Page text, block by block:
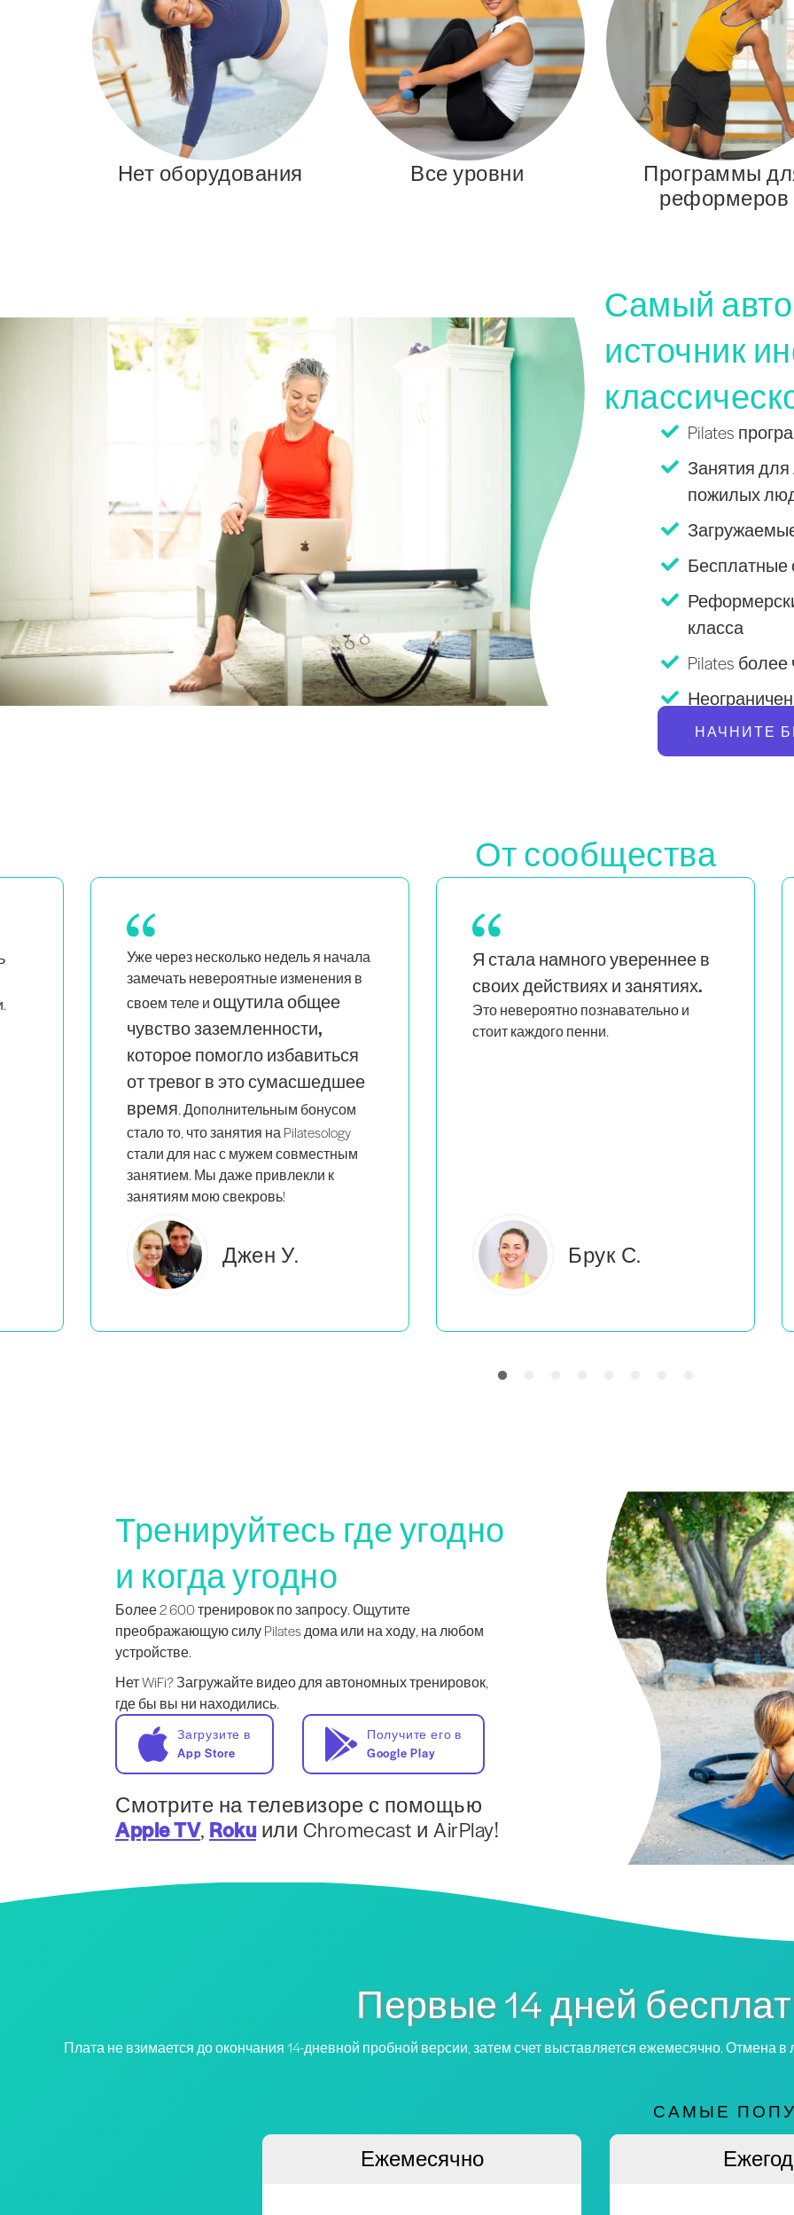
Нет оборудования Все уровни
Программы
реформеров
Самый
источник
Pilates
Занятия
пожилых
Бесплатные
класса
Pilates
НАЧНИТЕ
От сообщества
Я стала намного увереннее в
своих действиях и занятиях.
Это невероятно познавательно и
стоит каждого пенни.
Брук С.
Как мама близнецов, которая также
является чернокожей и квир-
женщиной, я вижу, что люди,
похожие на меня, преподают
Эверлея Б.
Тренируйтесь где угодно
и когда угодно
Более 2 600 тренировок по запросу. Ощутите
преображающую силу Pilates дома или на ходу, на любом
устройстве.
Нет WiFi? Загружайте видео для автономных тренировок,
где бы вы ни находились.
Загрузите в
App Store
Получите его в
Google Play
Смотрите на телевизоре с помощью
Apple TV, Roku или Chromecast и AirPlay!
Первые 14 дней
Плата не взимается до окончания 14-дневной пробной версии, затем счет выставляется ежемесячно. Отмена
Ежемесячно
САМЫЕ